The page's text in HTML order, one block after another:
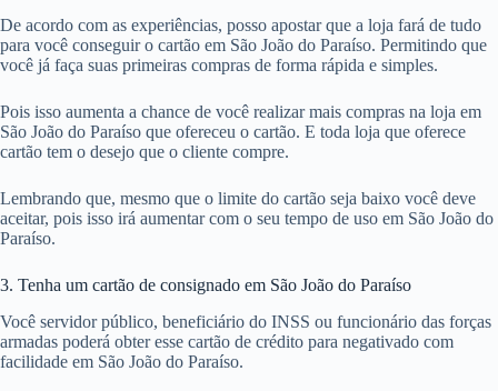
De acordo com as experiências, posso apostar que a loja fará de tudo
para você conseguir o cartão em São João do Paraíso. Permitindo que
você já faça suas primeiras compras de forma rápida e simples.
Pois isso aumenta a chance de você realizar mais compras na loja em
São João do Paraíso que ofereceu o cartão. E toda loja que oferece
cartão tem o desejo que o cliente compre.
Lembrando que, mesmo que o limite do cartão seja baixo você deve
aceitar, pois isso irá aumentar com o seu tempo de uso em São João do
Paraíso.
3. Tenha um cartão de consignado em São João do Paraíso
Você servidor público, beneficiário do INSS ou funcionário das forças
armadas poderá obter esse cartão de crédito para negativado com
facilidade em São João do Paraíso.